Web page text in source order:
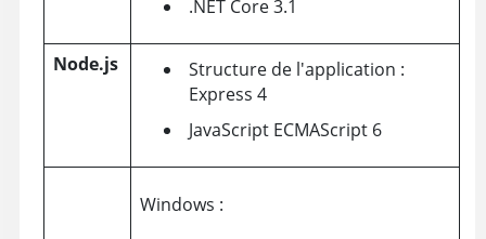
.NET Core 3.1
Node.js
Structure de l'application :
Express 4
JavaScript ECMAScript 6
Windows :